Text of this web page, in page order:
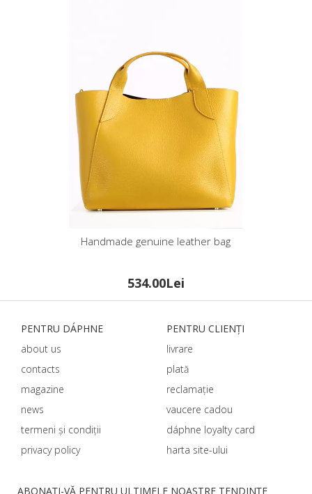
Handmade genuine leather bag
534.00Lei
ABONAȚI-VĂ PENTRU ULTIMELE NOASTRE TENDINȚE
PENTRU DÁPHNЕ
about us
contacts
magazine
news
termeni și condiții
privacy policy
PENTRU CLIENȚI
livrare
plată
reclamație
vaucere cadou
dáphnе loyalty card
harta site-ului